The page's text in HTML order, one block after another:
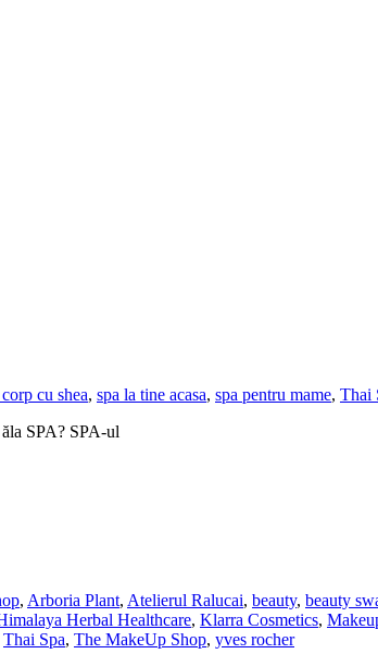
cu shea, spa la tine acasa, spa pentru mame, Thai
SPA? SPA-ul
, Arboria Plant, Atelierul Ralucai, beauty, beauty
Herbal Healthcare, Klarra Cosmetics,
Thai Spa, The MakeUp Shop, yves rocher